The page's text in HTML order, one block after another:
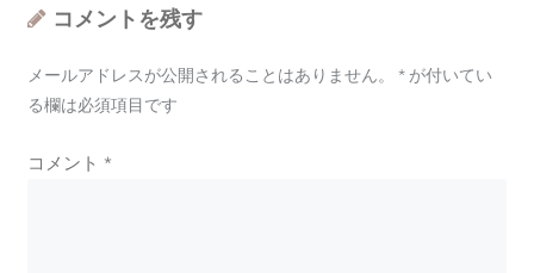
コメントを残す
メールアドレスが公開されることはありません。 *が付いてい
る欄は必須項目です
コメント *